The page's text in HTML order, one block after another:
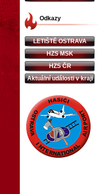
Odkazy
LETIŠTĚ OSTRAVA
HZS MSK
HZS ČR
Aktuální události v kraji